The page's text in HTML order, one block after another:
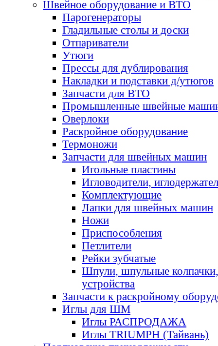
Швейное оборудование и ВТО
Парогенераторы
Гладильные столы и доски
Отпариватели
Утюги
Прессы для дублирования
Накладки и подставки д/утюгов
Запчасти для ВТО
Промышленные швейные
Оверлоки
Раскройное оборудование
Термоножи
Запчасти для швейных машин
Игольные пластины
Игловодители,
Комплектующие
Лапки для швейных машин
Ножи
Приспособления
Петлители
Рейки зубчатые
Шпули, шпульные
устройства
Запчасти к раскройному
Иглы для ШМ
Иглы РАСПРОДАЖА
Иглы TRIUMPH (Тайвань)